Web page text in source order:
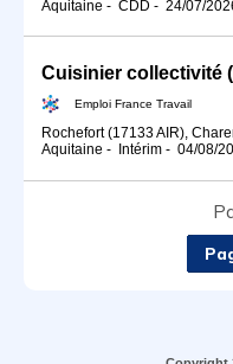
Aquitaine - CDD - 24/07/
Cuisinier collectivité
Emploi France Travail
Rochefort (17133 AIR),
Aquitaine - Intérim - 04/08/